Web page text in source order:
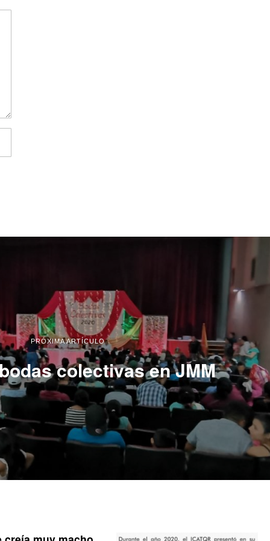
PRÓXIMA ARTÍCULO
colectivas en JMM